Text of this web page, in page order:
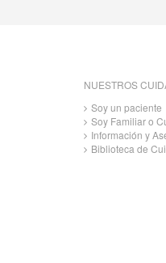
NUESTROS
Soy un paciente
Soy Familiar o
Información y
Biblioteca de